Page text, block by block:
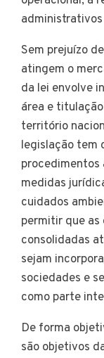
Sem prejuízo
atingem o
da lei envolve
área e
território
legislação tem
procedimentos
medidas
cuidados
permitir que as
consolidadas
sejam
sociedades e
como parte
De forma
são objetivos